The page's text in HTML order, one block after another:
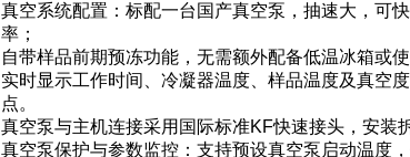
真空系统配置：标配一台国产真空泵，抽速大，可
率；
自带样品前期预冻功能，无需额外配备低温冰箱或
实时显示工作时间、冷凝器温度、样品温度及真空
点。
真空泵与主机连接采用国际标准KF快速接头，安装
真空泵保护与参数监控：支持预设真空泵启动温度